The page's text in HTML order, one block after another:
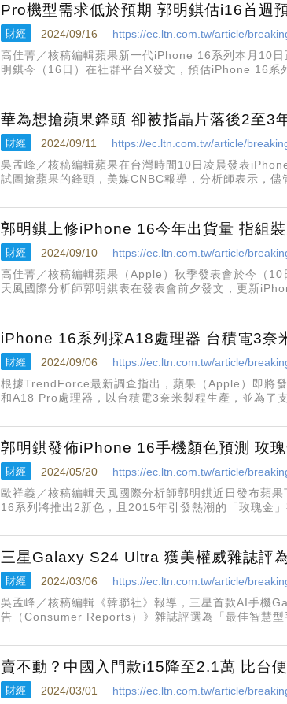
Pro機型需求低於預期 郭明錤估i16首週
財經 2024/09/16
https://ec.ltn.com.tw/article/
高佳菁／核稿編輯蘋果新一代iPhone 16系列本月10
明錤今（16日）在社群平台X發文，預估iPhone 16系
華為想搶蘋果鋒頭 卻被指晶片落後2至3
財經 2024/09/11
https://ec.ltn.com.tw/article/
吳孟峰／核稿編輯蘋果在台灣時間10日凌晨發表
試圖搶蘋果的鋒頭，美媒CNBC報導，分析師表示，儘
郭明錤上修iPhone 16今年出貨量 指組
財經 2024/09/10
https://ec.ltn.com.tw/article/
高佳菁／核稿編輯蘋果（Apple）秋季發表會於今（
天風國際分析師郭明錤表在發表會前夕發文，更新
iPhone 16系列採A18處理器 台積電3奈
財經 2024/09/06
https://ec.ltn.com.tw/article/
根據TrendForce最新調查指出，蘋果（Apple）即將
和A18 Pro處理器，以台積電3奈米製程生產，並為了
郭明錤發佈iPhone 16手機顏色預測 玫
財經 2024/05/20
https://ec.ltn.com.tw/article/
歐祥義／核稿編輯天風國際分析師郭明錤近日發布蘋
16系列將推出2新色，且2015年引發熱潮的「玫瑰金
三星Galaxy S24 Ultra 獲美權威雜誌評
財經 2024/03/06
https://ec.ltn.com.tw/article/
吳孟峰／核稿編輯《韓聯社》報導，三星首款AI手機
告（Consumer Reports）》雜誌評選為「最佳智慧
賣不動？中國入門款i15降至2.1萬 比台
財經 2024/03/01
https://ec.ltn.com.tw/article/